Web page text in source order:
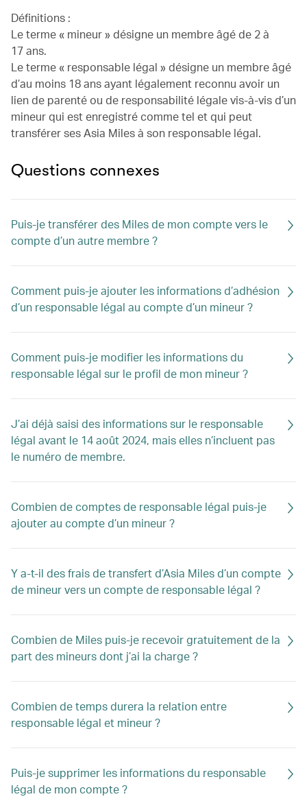
Définitions :
Le terme « mineur » désigne un membre âgé de 2 à
17 ans.
Le terme « responsable légal » désigne un membre âgé
d’au moins 18 ans ayant légalement reconnu avoir un
lien de parenté ou de responsabilité légale vis-à-vis d’un
mineur qui est enregistré comme tel et qui peut
transférer ses Asia Miles à son responsable légal.
Questions connexes
Puis-je transférer des Miles de mon compte vers le
compte d’un autre membre ?
Comment puis-je ajouter les informations d’adhésion
d’un responsable légal au compte d’un mineur ?
Comment puis-je modifier les informations du
responsable légal sur le profil de mon mineur ?
J’ai déjà saisi des informations sur le responsable
légal avant le 14 août 2024, mais elles n’incluent pas
le numéro de membre.
Combien de comptes de responsable légal puis-je
ajouter au compte d’un mineur ?
Y a-t-il des frais de transfert d’Asia Miles d’un compte
de mineur vers un compte de responsable légal ?
Combien de Miles puis-je recevoir gratuitement de la
part des mineurs dont j’ai la charge ?
Combien de temps durera la relation entre
responsable légal et mineur ?
Puis-je supprimer les informations du responsable
légal de mon compte ?